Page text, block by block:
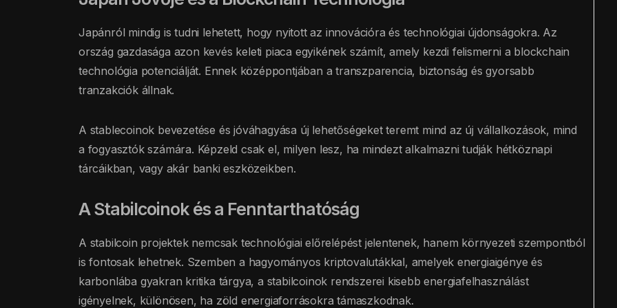
Japánról mindig is tudni lehetett, hogy nyitott az innovációra és technológiai újdonságokra. Az
ország gazdasága azon kevés keleti piaca egyikének számít, amely kezdi felismerni a blockchain
technológia potenciálját. Ennek középpontjában a transzparencia, biztonság és gyorsabb
tranzakciók állnak.
A stablecoinok bevezetése és jóváhagyása új lehetőségeket teremt mind az új vállalkozások, mind
a fogyasztók számára. Képzeld csak el, milyen lesz, ha mindezt alkalmazni tudják hétköznapi
tárcáikban, vagy akár banki eszközeikben.
A Stabilcoinok és a Fenntarthatóság
A stabilcoin projektek nemcsak technológiai előrelépést jelentenek, hanem környezeti szempontból
is fontosak lehetnek. Szemben a hagyományos kriptovalutákkal, amelyek energiaigénye és
karbonlába gyakran kritika tárgya, a stabilcoinok rendszerei kisebb energiafelhasználást
igényelnek, különösen, ha zöld energiaforrásokra támaszkodnak.